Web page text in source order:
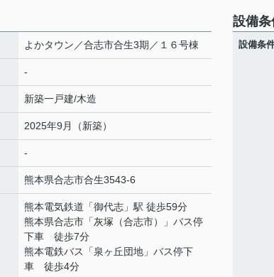
よかタウン／合志市合生3期／１６号棟
-
新築一戸建/木造
2025年9月（新築）
-
熊本県合志市合生3543-6
熊本電気鉄道 「御代志 」駅 徒歩59分
熊本県合志市「灰塚（合志市）」バス停
下車 徒歩7分
熊本電鉄バス「泉ヶ丘団地」バス停下
車 徒歩4分
設備条
設備条